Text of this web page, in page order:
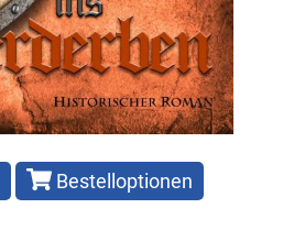
Bestelloptionen